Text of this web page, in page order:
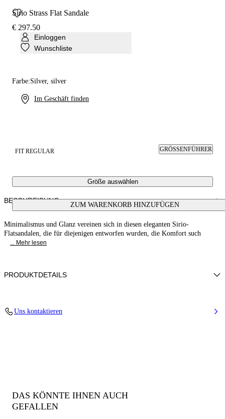
Einloggen
Wunschliste
Im Geschäft finden
Sirio Strass Flat Sandale
€ 297.50
Farbe:Silver, silver
FIT REGULAR GRÖSSENFÜHRER
Größe auswählen
ZUM WARENKORB HINZUFÜGEN
BESCHREIBUNG
Minimalismus und Glanz vereinen sich in diesen eleganten Sirio-
Flatsandalen, die für diejenigen entworfen wurden, die Komfort such
... Mehr lesen
PRODUKTDETAILS
Uns kontaktieren
DAS KÖNNTE IHNEN AUCH
GEFALLEN